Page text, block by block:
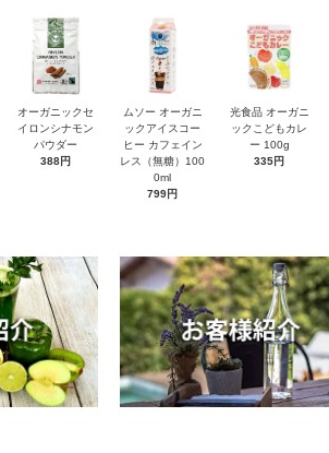
オーガニックセ
イロンシナモン
パウダー
388円
ムソー オーガニ
ックアイスコー
ヒー カフェイン
レス（無糖）100
0ml
799円
光食品 オーガニ
ックこどもカレ
ー 100g
335円